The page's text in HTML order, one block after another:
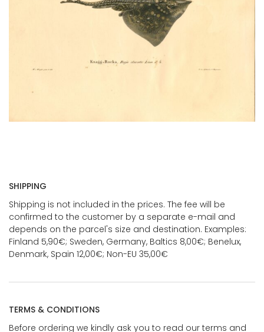
SHIPPING
Shipping is not included in the prices. The fee will be
confirmed to the customer by a separate e-mail and
depends on the parcel's size and destination. Examples:
Finland 5,90€; Sweden, Germany, Baltics 8,00€; Benelux,
Denmark, Spain 12,00€; Non-EU 35,00€
TERMS & CONDITIONS
Before ordering we kindly ask you to read our terms and